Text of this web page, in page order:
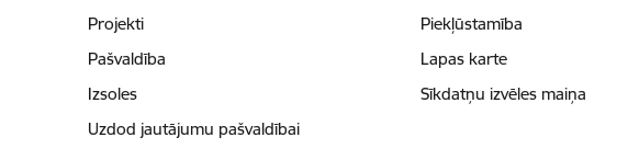
Projekti
Pašvaldība
Izsoles
Uzdod jautājumu pašvaldībai
Piekļūstamība
Lapas karte
Sīkdatņu izvēles maiņa